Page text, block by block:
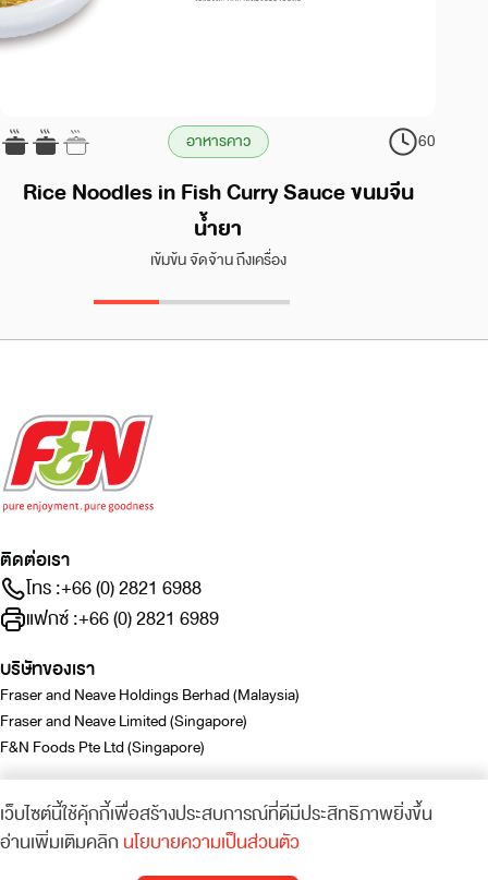
อาหารคาว 60
Rice Noodles in Fish Curry Sauce ขนมจีน
น้ำยา
เข้มข้น จัดจ้าน ถึงเครื่อง
ติดต่อเรา
โทร :+66 (0) 2821 6988
แฟกซ์ :+66 (0) 2821 6989
บริษัทของเรา
Fraser and Neave Holdings Berhad (Malaysia)
Fraser and Neave Limited (Singapore)
F&N Foods Pte Ltd (Singapore)
เว็บไซต์นี้ใช้คุ้กกี้เพื่อสร้างประสบการณ์ที่ดีมีประสิทธิภาพยิ่งขึ้น
อ่านเพิ่มเติมคลิกนโยบายความเป็นส่วนตัว